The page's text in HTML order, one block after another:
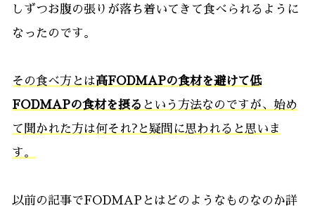
しずつお腹の張りが落ち着いてきて食べられるように
なったのです。
その食べ方とは高FODMAPの食材を避けて低
FODMAPの食材を摂る という方法なのですが、始め
て聞かれた方は何それ?と疑問に思われると思いま
す。
以前の記事でFODMAPとはどのようなものなのか詳